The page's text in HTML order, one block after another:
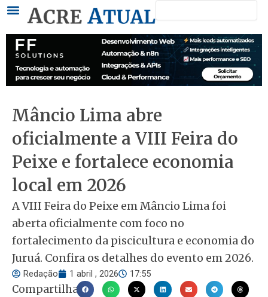
conteúdo
Mâncio Lima abre
oficialmente a VIII Feira do
Peixe e fortalece economia
local em 2026
A VIII Feira do Peixe em Mâncio Lima foi
aberta oficialmente com foco no
fortalecimento da piscicultura e economia do
Juruá. Confira os detalhes do evento em 2026.
Redação 1 abril , 2026 17:55
Compartilhar